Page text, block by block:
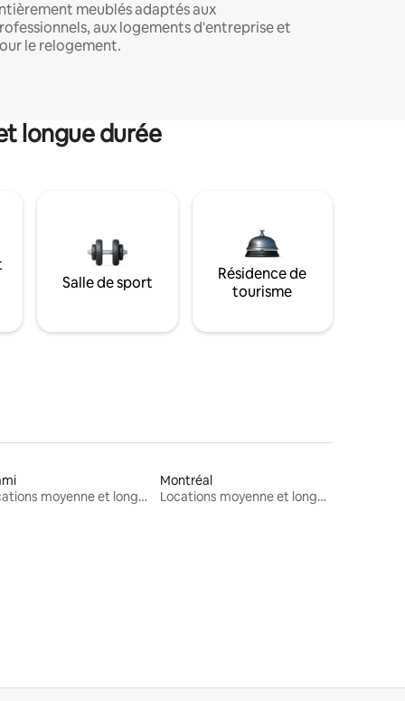
meublés adaptés aux
aux logements d'entreprise et
le relogement.
longue durée
Salle de sport
Résidence de
tourisme
Locations moyenne et longue durée
Montréal
Locations moyenne et longue durée